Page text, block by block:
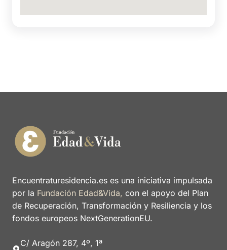
Encuentraturesidencia.es es una iniciativa impulsada
por la Fundación Edad&Vida, con el apoyo del Plan
de Recuperación, Transformación y Resiliencia y los
fondos europeos NextGenerationEU.
C/ Aragón 287, 4º, 1ª